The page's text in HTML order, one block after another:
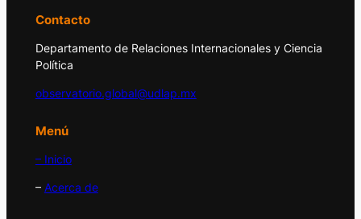
Contacto
Departamento de Relaciones Internacionales y Ciencia
Política
observatorio.global@udlap.mx
Menú
– Inicio
– Acerca de